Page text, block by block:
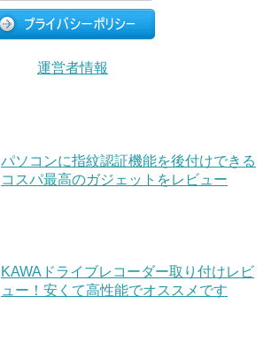
運営者情報
パソコンに指紋認証機能を後付けできる
コスパ最高のガジェットをレビュー
KAWAドライブレコーダー取り付けレビ
ュー！安くて高性能でオススメです